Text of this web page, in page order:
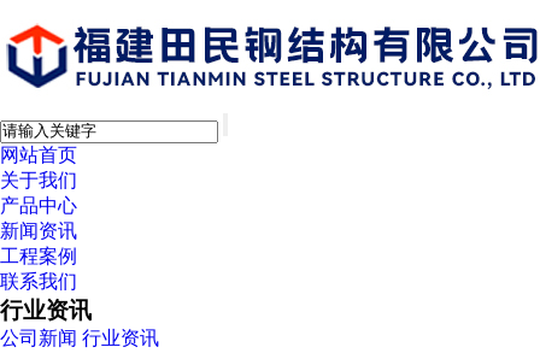
网站首页
关于我们
产品中心
新闻资讯
工程案例
联系我们
行业资讯
公司新闻 行业资讯